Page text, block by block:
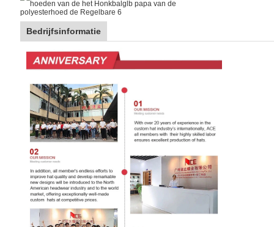
Bedrijfsinformatie